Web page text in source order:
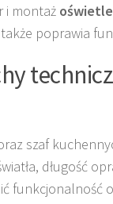
i montaż
poprawia
szaf
długość
funkcjonalność